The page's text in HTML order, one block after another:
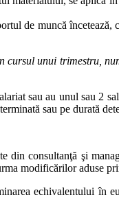
de muncă încetează,
cursul unui trimestru,
sau au unul sau 2
sau pe durată
consultanţă şi
modificărilor aduse
echivalentului în